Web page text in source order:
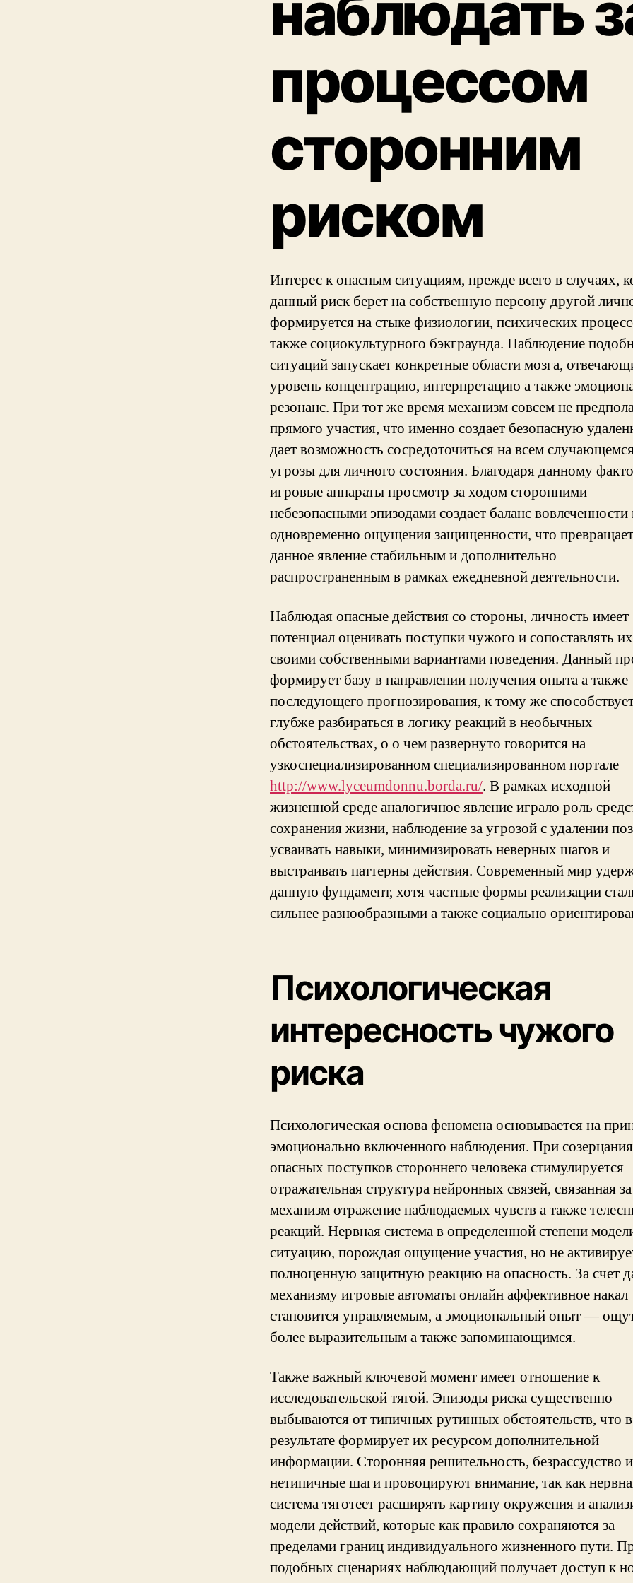
процессом
сторонним
риском
Интерес к опасным ситуациям, прежде всего в случаях,
данный риск берет на собственную персону другой
формируется на стыке физиологии, психических
также социокультурного бэкграунда. Наблюдение
ситуаций запускает конкретные области мозга,
уровень концентрацию, интерпретацию а также
резонанс. При тот же время механизм совсем не
прямого участия, что именно создает безопасную
дает возможность сосредоточиться на всем
угрозы для личного состояния. Благодаря данному
игровые аппараты просмотр за ходом сторонними
небезопасными эпизодами создает баланс вовлеченности
одновременно ощущения защищенности, что превращает
данное явление стабильным и дополнительно
распространенным в рамках ежедневной деятельности.
Наблюдая опасные действия со стороны, личность имеет
потенциал оценивать поступки чужого и сопоставлять
своими собственными вариантами поведения. Данный
формирует базу в направлении получения опыта а также
последующего прогнозирования, к тому же
глубже разбираться в логику реакций в необычных
обстоятельствах, о о чем развернуто говорится на
узкоспециализированном специализированном портале
http://www.lyceumdonnu.borda.ru/. В рамках исходной
жизненной среде аналогичное явление играло роль
сохранения жизни, наблюдение за угрозой с удалении
усваивать навыки, минимизировать неверных шагов и
выстраивать паттерны действия. Современный мир
данную фундамент, хотя частные формы реализации
сильнее разнообразными а также социально
Психологическая
интересность чужого
риска
Психологическая основа феномена основывается на
эмоционально включенного наблюдения. При созерцания
опасных поступков стороннего человека стимулируется
отражательная структура нейронных связей, связанная за
механизм отражение наблюдаемых чувств а также
реакций. Нервная система в определенной степени
ситуацию, порождая ощущение участия, но не
полноценную защитную реакцию на опасность. За счет
механизму игровые автоматы онлайн аффективное накал
становится управляемым, а эмоциональный опыт —
более выразительным а также запоминающимся.
Также важный ключевой момент имеет отношение к
исследовательской тягой. Эпизоды риска существенно
выбываются от типичных рутинных обстоятельств, что в
результате формирует их ресурсом дополнительной
информации. Сторонняя решительность, безрассудство
нетипичные шаги провоцируют внимание, так как
система тяготеет расширять картину окружения и
модели действий, которые как правило сохраняются за
пределами границ индивидуального жизненного пути.
подобных сценариях наблюдающий получает доступ к